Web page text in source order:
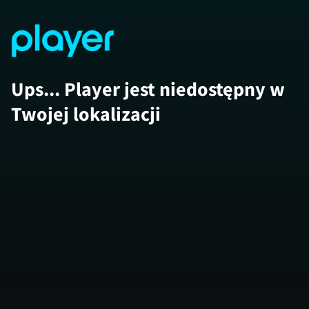
Ups... Player jest niedostępny w
Twojej lokalizacji